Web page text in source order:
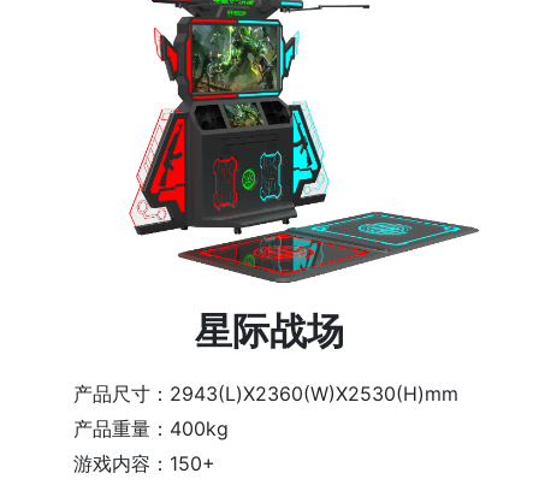
星际战场
产品尺寸：2943(L)X2360(W)X2530(H)mm
产品重量：400kg
游戏内容：150+